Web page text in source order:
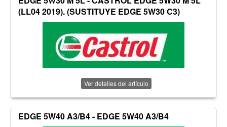
(LL04 2019). (SUSTITUYE EDGE 5W30 C3)
Ver detalles del artículo
EDGE 5W40 A3/B4 - EDGE 5W40 A3/B4